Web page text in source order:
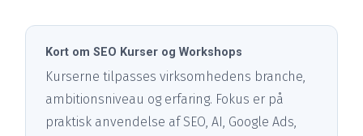
Kort om SEO Kurser og Workshops
Kurserne tilpasses virksomhedens branche,
ambitionsniveau og erfaring. Fokus er på
praktisk anvendelse af SEO, AI, Google Ads,